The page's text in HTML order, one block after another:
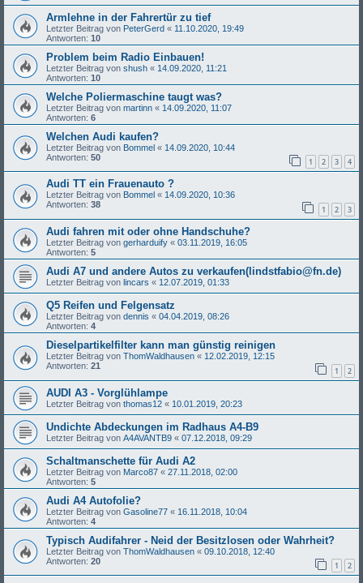
Armlehne in der Fahrertür zu tief
Letzter Beitrag von PeterGerd « 11.10.2020, 19:49
Antworten: 10
Problem beim Radio Einbauen!
Letzter Beitrag von shush « 14.09.2020, 11:21
Antworten: 10
Welche Poliermaschine taugt was?
Letzter Beitrag von martinn « 14.09.2020, 11:07
Antworten: 6
Welchen Audi kaufen?
Letzter Beitrag von Bommel « 14.09.2020, 10:44
Antworten: 50 1 2 3 4
Audi TT ein Frauenauto ?
Letzter Beitrag von Bommel « 14.09.2020, 10:36
Antworten: 38 1 2 3
Audi fahren mit oder ohne Handschuhe?
Letzter Beitrag von gerharduify « 03.11.2019, 16:05
Antworten: 5
Audi A7 und andere Autos zu verkaufen(lindstfabio@fn.de)
Letzter Beitrag von lincars « 12.07.2019, 01:33
Q5 Reifen und Felgensatz
Letzter Beitrag von dennis « 04.04.2019, 08:26
Antworten: 4
Dieselpartikelfilter kann man günstig reinigen
Letzter Beitrag von ThomWaldhausen « 12.02.2019, 12:15
Antworten: 21 1 2
AUDI A3 - Vorglühlampe
Letzter Beitrag von thomas12 « 10.01.2019, 20:23
Undichte Abdeckungen im Radhaus A4-B9
Letzter Beitrag von A4AVANTB9 « 07.12.2018, 09:29
Schaltmanschette für Audi A2
Letzter Beitrag von Marco87 « 27.11.2018, 02:00
Antworten: 5
Audi A4 Autofolie?
Letzter Beitrag von Gasoline77 « 16.11.2018, 10:04
Antworten: 4
Typisch Audifahrer - Neid der Besitzlosen oder Wahrheit?
Letzter Beitrag von ThomWaldhausen « 09.10.2018, 12:40
Antworten: 20 1 2